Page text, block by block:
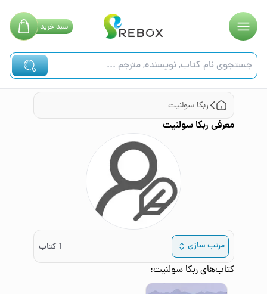
سبدخرید
ربکا سولنیت
معرفی ربکا سولنیت
مرتب سازی 1 کتاب
کتاب‌هایربکا سولنیت: